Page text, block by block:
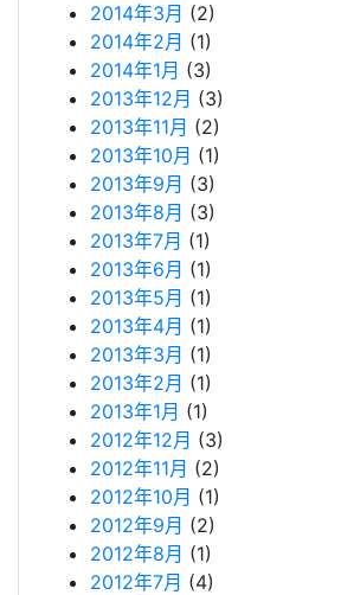
2014年3月 (2)
2014年2月 (1)
2014年1月 (3)
2013年12月 (3)
2013年11月 (2)
2013年10月 (1)
2013年9月 (3)
2013年8月 (3)
2013年7月 (1)
2013年6月 (1)
2013年5月 (1)
2013年4月 (1)
2013年3月 (1)
2013年2月 (1)
2013年1月 (1)
2012年12月 (3)
2012年11月 (2)
2012年10月 (1)
2012年9月 (2)
2012年8月 (1)
2012年7月 (4)